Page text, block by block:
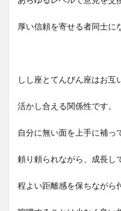
厚い信頼を寄せる者同士に
しし座とてんびん座はお互
活かし合える関係性です。
自分に無い面を上手に補っ
頼り頼られながら、成長し
程よい距離感を保ちながら